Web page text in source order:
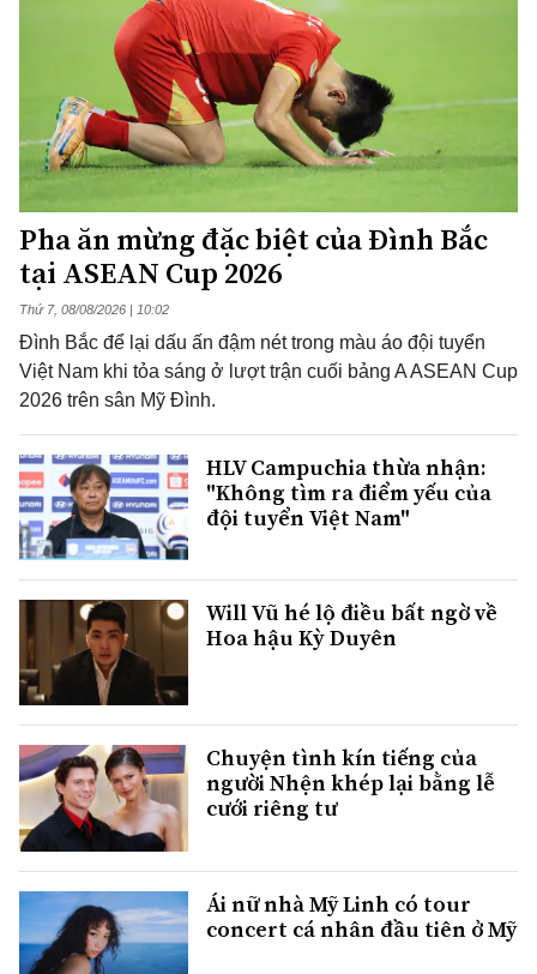
Pha ăn mừng đặc biệt của Đình Bắc
tại ASEAN Cup 2026
Thứ 7, 08/08/2026 | 10:02
Đình Bắc để lại dấu ấn đậm nét trong màu áo đội tuyển
Việt Nam khi tỏa sáng ở lượt trận cuối bảng A ASEAN Cup
2026 trên sân Mỹ Đình.
HLV Campuchia thừa nhận:
"Không tìm ra điểm yếu của
đội tuyển Việt Nam"
Will Vũ hé lộ điều bất ngờ về
Hoa hậu Kỳ Duyên
Chuyện tình kín tiếng của
người Nhện khép lại bằng lễ
cưới riêng tư
Ái nữ nhà Mỹ Linh có tour
concert cá nhân đầu tiên ở Mỹ